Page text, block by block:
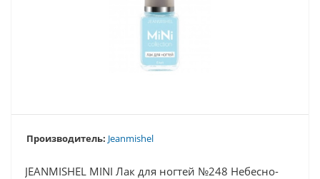
Производитель: Jeanmishel
JEANMISHEL MINI Лак для ногтей №248 Небесно-